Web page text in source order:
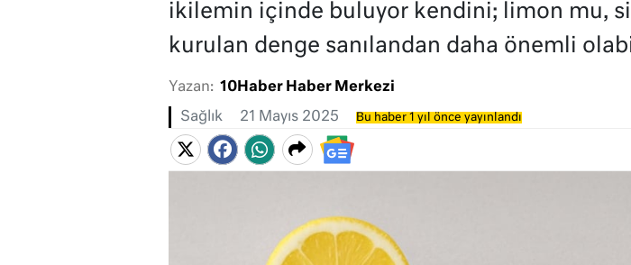
ikilemin içinde buluyor kendini; limon mu,
kurulan denge sanılandan daha önemli
Yazan: 10Haber Haber Merkezi
Sağlık 21 Mayıs 2025 Bu haber 1 yıl önce yayınlandı